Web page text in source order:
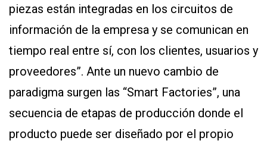
piezas están integradas en los circuitos de
información de la empresa y se comunican en
tiempo real entre sí, con los clientes, usuarios y
proveedores”. Ante un nuevo cambio de
paradigma surgen las “Smart Factories”, una
secuencia de etapas de producción donde el
producto puede ser diseñado por el propio